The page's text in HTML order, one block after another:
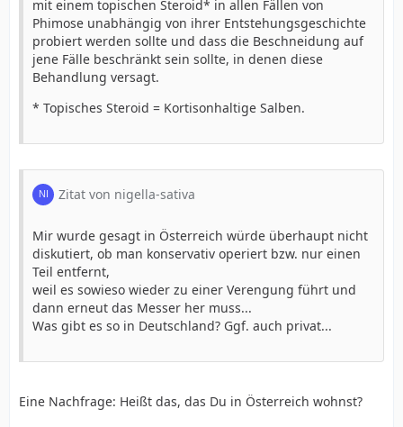
mit einem topischen Steroid* in allen Fällen von
Phimose unabhängig von ihrer Entstehungsgeschichte
probiert werden sollte und dass die Beschneidung auf
jene Fälle beschränkt sein sollte, in denen diese
Behandlung versagt.
* Topisches Steroid = Kortisonhaltige Salben.
Zitat von nigella-sativa
Mir wurde gesagt in Österreich würde überhaupt nicht
diskutiert, ob man konservativ operiert bzw. nur einen
Teil entfernt,
weil es sowieso wieder zu einer Verengung führt und
dann erneut das Messer her muss...
Was gibt es so in Deutschland? Ggf. auch privat...
Eine Nachfrage: Heißt das, das Du in Österreich wohnst?